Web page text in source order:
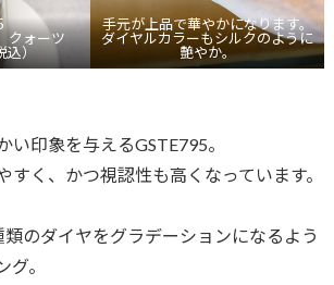
クォーツ
込）
手元が上品で華やかになります。
ダイヤルカラーもシルクのように
艶やか。
い印象を与えるGSTE795。
すく、かつ視認性も高くなっています。
のダイヤをグラデーションになるよう
。